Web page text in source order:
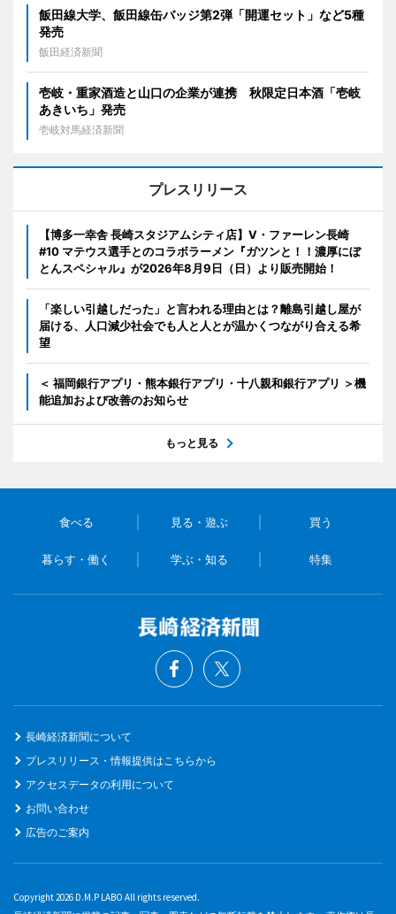
飯田線大学、飯田線缶バッジ第2弾「開運セット」など5種
発売
飯田経済新聞
壱岐・重家酒造と山口の企業が連携 秋限定日本酒「壱岐
あきいち」発売
壱岐対馬経済新聞
プレスリリース
【博多一幸舎 長崎スタジアムシティ店】V・ファーレン長崎
#10 マテウス選手とのコラボラーメン『ガツンと！！濃厚にぼ
とんスペシャル』が2026年8月9日（日）より販売開始！
「楽しい引越しだった」と言われる理由とは？離島引越し屋が
届ける、人口減少社会でも人と人とが温かくつながり合える希
望
＜ 福岡銀行アプリ・熊本銀行アプリ・十八親和銀行アプリ ＞機
能追加および改善のお知らせ
もっと見る
食べる 見る・遊ぶ 買う
暮らす・働く 学ぶ・知る 特集
長崎経済新聞について
プレスリリース・情報提供はこちらから
アクセスデータの利用について
お問い合わせ
広告のご案内
Copyright 2026 D.M.P LABO All rights reserved.